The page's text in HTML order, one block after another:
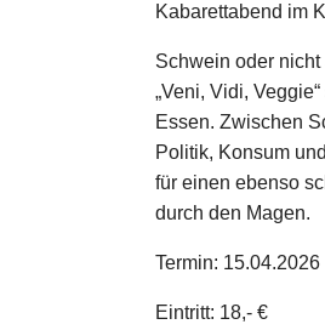
Kabarettabend im
Schwein oder
„Veni, Vidi,
Essen. Zwischen
Politik, Konsum
für einen ebenso
durch den Magen.
Termin:
Eintritt: 18,- €